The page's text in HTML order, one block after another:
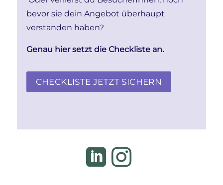
bevor sie dein Angebot überhaupt
verstanden haben?
Genau hier setzt die Checkliste an.
CHECKLISTE JETZT SICHERN
 